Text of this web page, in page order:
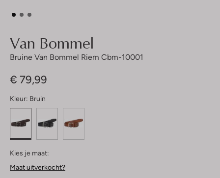
Van Bommel
Bruine Van Bommel Riem Cbm-10001
€ 79,99
Kleur: Bruin
Kies je maat:
Maat uitverkocht?